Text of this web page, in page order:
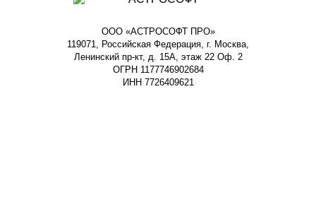
ООО «АСТРОСОФТ ПРО»
119071, Российская Федерация, г. Москва,
Ленинский пр-кт, д. 15А, этаж 22 Оф. 2
ОГРН 1177746902684
ИНН 7726409621